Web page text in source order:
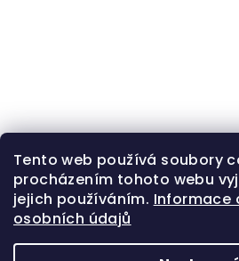
Tento web používá soubory
procházením tohoto webu
jejich používáním. Informace
osobních údajů